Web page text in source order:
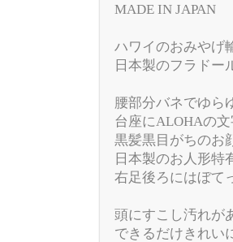
MADE IN JAPAN
ハワイのおみやげ
日本製のフラドー
腰部分バネでゆら
台座にALOHAの
黒髪黒目がちのお
日本製のお人形特
右足後ろにはぼ
頭にすこし汚れが
できるだけきれい